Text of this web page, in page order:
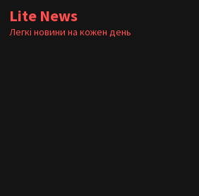
Skip
to
Lite News
Легкі новини на кожен день